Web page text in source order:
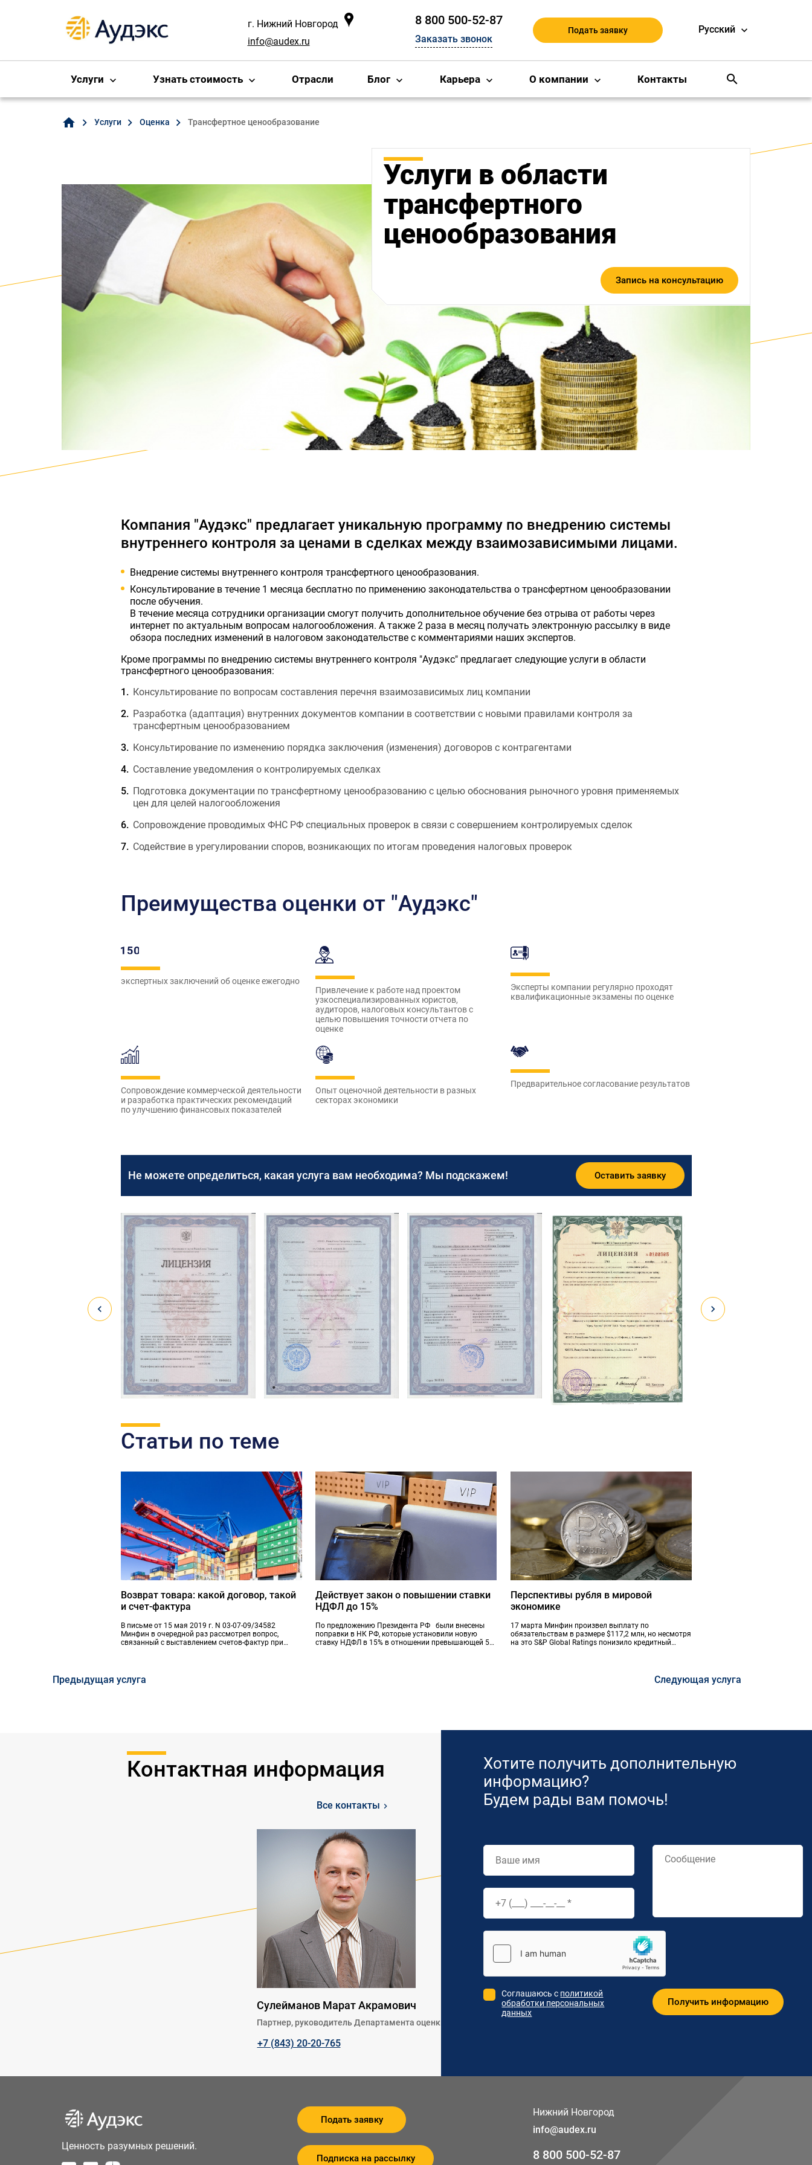
г. Нижний Новгород
info@audex.ru
8 800 500-52-87
Заказать звонок
Подать заявку Русский
Услуги Узнать стоимость Отрасли Блог Карьера О компании Контакты search
home Услуги Оценка Трансфертное ценообразование
Услуги в области
трансфертного
ценообразования
Запись на консультацию
Компания "Аудэкс" предлагает уникальную программу по внедрению системы
внутреннего контроля за ценами в сделках между взаимозависимыми лицами.
Внедрение системы внутреннего контроля трансфертного ценообразования.
Консультирование в течение 1 месяца бесплатно по применению законодательства о трансфертном ценообразовании
после обучения.
В течение месяца сотрудники организации смогут получить дополнительное обучение без отрыва от работы через
интернет по актуальным вопросам налогообложения. А также 2 раза в месяц получать электронную рассылку в виде
обзора последних изменений в налоговом законодательстве с комментариями наших экспертов.
Кроме программы по внедрению системы внутреннего контроля "Аудэкс" предлагает следующие услуги в области
трансфертного ценообразования:
Консультирование по вопросам составления перечня взаимозависимых лиц компании
Разработка (адаптация) внутренних документов компании в соответствии с новыми правилами контроля за
трансфертным ценообразованием
Консультирование по изменению порядка заключения (изменения) договоров с контрагентами
Составление уведомления о контролируемых сделках
Подготовка документации по трансфертному ценообразованию с целью обоснования рыночного уровня применяемых
цен для целей налогообложения
Сопровождение проводимых ФНС РФ специальных проверок в связи с совершением контролируемых сделок
Содействие в урегулировании споров, возникающих по итогам проведения налоговых проверок
Преимущества оценки от "Аудэкс"
экспертных заключений об оценке ежегодно
Привлечение к работе над проектом
узкоспециализированных юристов,
аудиторов, налоговых консультантов с
целью повышения точности отчета по
оценке
Эксперты компании регулярно проходят
квалификационные экзамены по оценке
Сопровождение коммерческой деятельности
и разработка практических рекомендаций
по улучшению финансовых показателей
Опыт оценочной деятельности в разных
секторах экономики
Предварительное согласование результатов
Не можете определиться, какая услуга вам необходима? Мы подскажем! Оставить заявку
Статьи по теме
Возврат товара: какой договор, такой
и счет-фактура
В письме от 15 мая 2019 г. N 03-07-09/34582
Минфин в очередной раз рассмотрел вопрос,
связанный с выставлением счетов-фактур при
Действует закон о повышении ставки
НДФЛ до 15%
По предложению Президента РФ были внесены
поправки в НК РФ, которые установили новую
ставку НДФЛ в 15% в отношении превышающей 5
Перспективы рубля в мировой
экономике
17 марта Минфин произвел выплату по
обязательствам в размере $117,2 млн, но несмотря
на это S&P Global Ratings понизило кредитный
Предыдущая услуга Следующая услуга
Контактная информация
Все контакты
Сулейманов Марат Акрамович
Партнер, руководитель Департамента оценки
+7 (843) 20-20-765
Хотите получить дополнительную
информацию?
Будем рады вам помочь!
Соглашаюсь с политикой
обработки персональных
данных
Ценность разумных решений.
Подать заявку
Подписка на рассылку
Нижний Новгород
info@audex.ru
8 800 500-52-87